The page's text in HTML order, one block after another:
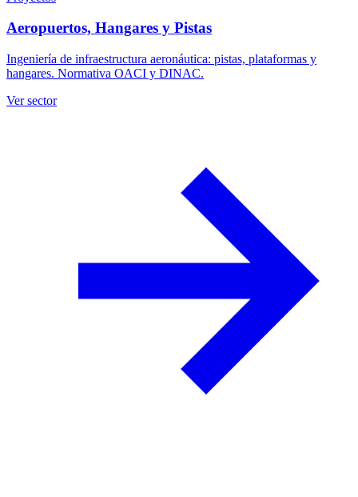
Aeropuertos, Hangares y Pistas
Ingeniería de infraestructura aeronáutica: pistas, plataformas y
hangares. Normativa OACI y DINAC.
Ver sector